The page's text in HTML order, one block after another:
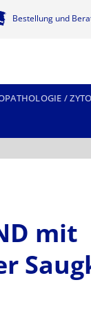
Bestellung und
/
mit